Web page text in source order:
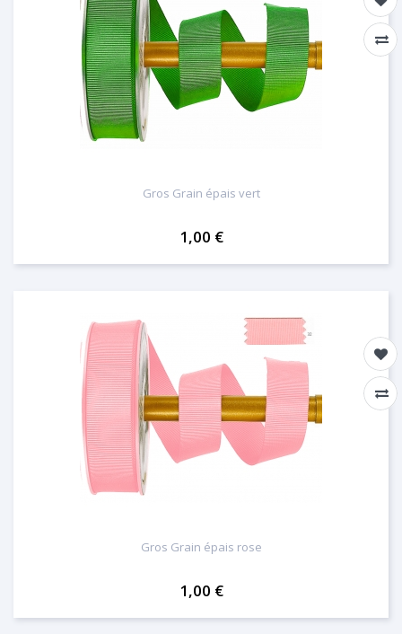
Gros Grain épais vert
1,00 €
Gros Grain épais rose
1,00 €